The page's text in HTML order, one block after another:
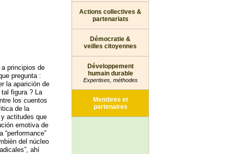
Actions collectives &
partenariats
Démocratie &
veilles citoyennes
Développement
humain durable
Expertises, méthodes
Membres et
partenaires
a principios de
pregunta :
la aparición de
figura ? La
los cuentos
de la
actitudes que
emotiva de
“performance”
del núcleo
ahí